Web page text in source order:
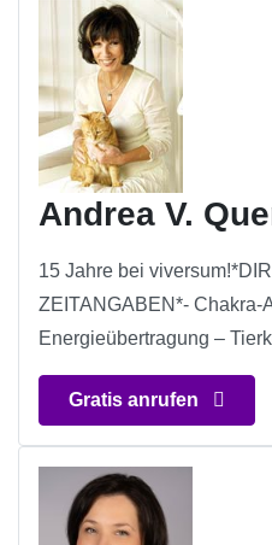
Andrea V.
15 Jahre bei
ZEITANGABEN*- Chakra-
Energieübertragung –
Gratis anrufen